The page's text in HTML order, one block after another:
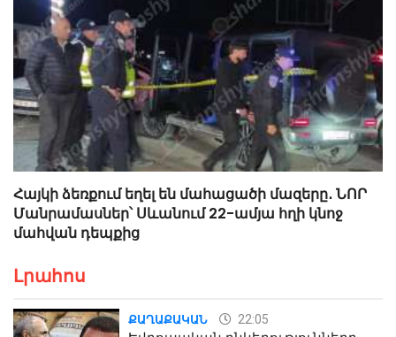
Հայկի ձեռքում եղել են մահացածի մազերը․ ՆՈՐ
Մանրամասներ՝ Սևանում 22-ամյա հղի կնոջ
մահվան դեպքից
Լրահոս
ՔԱՂԱՔԱԿԱՆ 22:05